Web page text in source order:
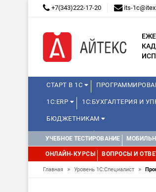
+7(343)222-17-20 its-
СТАРТ В 1С
1С:ERP 1С:БУХГАЛТЕРИЯ И
БЮДЖЕТНИКАМ
МИНИ-КУРСЫ КУРСЫ ДЛЯ
УПРАВЛЕНИЕ ПРОЕКТАМИ
УЧЕБНОЕ ТЕСТИРОВАНИЕ
ОНЛАЙН-КУРСЫ ВОПРОСЫ И
Главная » Уровень 1С:Специалист »